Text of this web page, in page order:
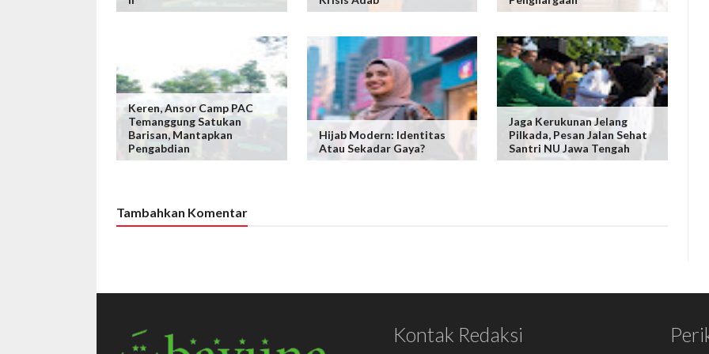
Keren, ‎Ansor Camp PAC
Temanggung Satukan
Barisan, Mantapkan
Pengabdian
Hijab Modern: Identitas
Atau Sekadar Gaya?
Jaga Kerukunan Jelang
Pilkada, Pesan Jalan Sehat
Santri NU Jawa Tengah
Tambahkan Komentar
Kontak Redaksi